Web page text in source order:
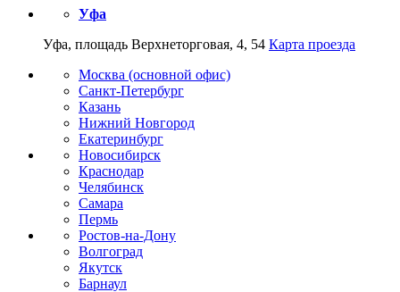
Уфа
Уфа, площадь Верхнеторговая, 4, 54 Карта проезда
Москва (основной офис)
Санкт-Петербург
Казань
Нижний Новгород
Екатеринбург
Новосибирск
Краснодар
Челябинск
Самара
Пермь
Ростов-на-Дону
Волгоград
Якутск
Барнаул